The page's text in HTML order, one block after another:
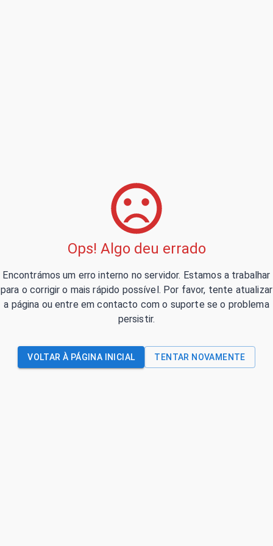
Ops! Algo deu errado
Encontrámos um erro interno no servidor. Estamos a trabalhar
para o corrigir o mais rápido possível. Por favor, tente atualizar
a página ou entre em contacto com o suporte se o problema
persistir.
VOLTAR À PÁGINA INICIAL TENTAR NOVAMENTE